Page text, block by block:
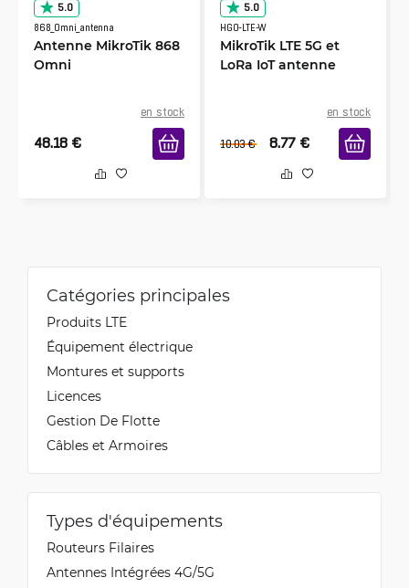
5.0
868_Omni_antenna
Antenne MikroTik 868
Omni
en stock
48.18 €
5.0
HGO-LTE-W
MikroTik LTE 5G et
LoRa IoT antenne
en stock
10.03 € 8.77 €
Catégories principales
Produits LTE
Équipement électrique
Montures et supports
Licences
Gestion De Flotte
Câbles et Armoires
Types d'équipements
Routeurs Filaires
Antennes Intégrées 4G/5G